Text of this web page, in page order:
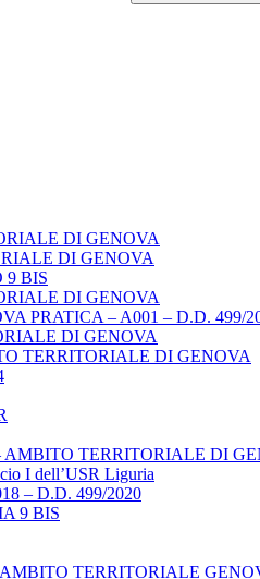
DI GENOVA
DI GENOVA
9 BIS
DI GENOVA
PRATICA – A001 – D.D. 499/
DI GENOVA
TERRITORIALE DI GENOVA
TERRITORIALE DI
I dell’USR Liguria
– D.D. 499/2020
9 BIS
TERRITORIALE